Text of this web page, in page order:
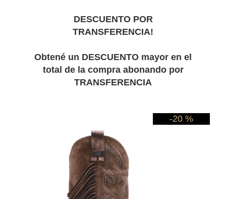
DESCUENTO POR
TRANSFERENCIA!
Obtené un DESCUENTO mayor en el
total de la compra abonando por
TRANSFERENCIA
-20 %